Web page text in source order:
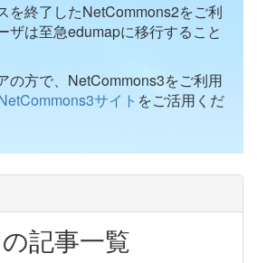
を終了したNetCommons2をご利
ザは至急edumapに移行すること
の方で、NetCommons3をご利用
サイト をご活用くだ
記事一覧